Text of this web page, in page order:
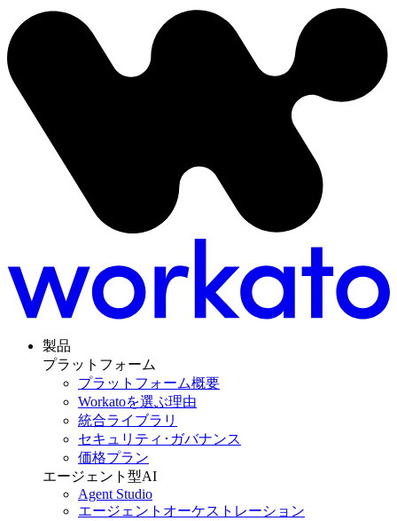
製品
プラットフォーム
プラットフォーム概要
Workatoを選ぶ理由
統合ライブラリ
セキュリティ･ガバナンス
価格プラン
エージェント型AI
Agent Studio
エージェントオーケストレーション